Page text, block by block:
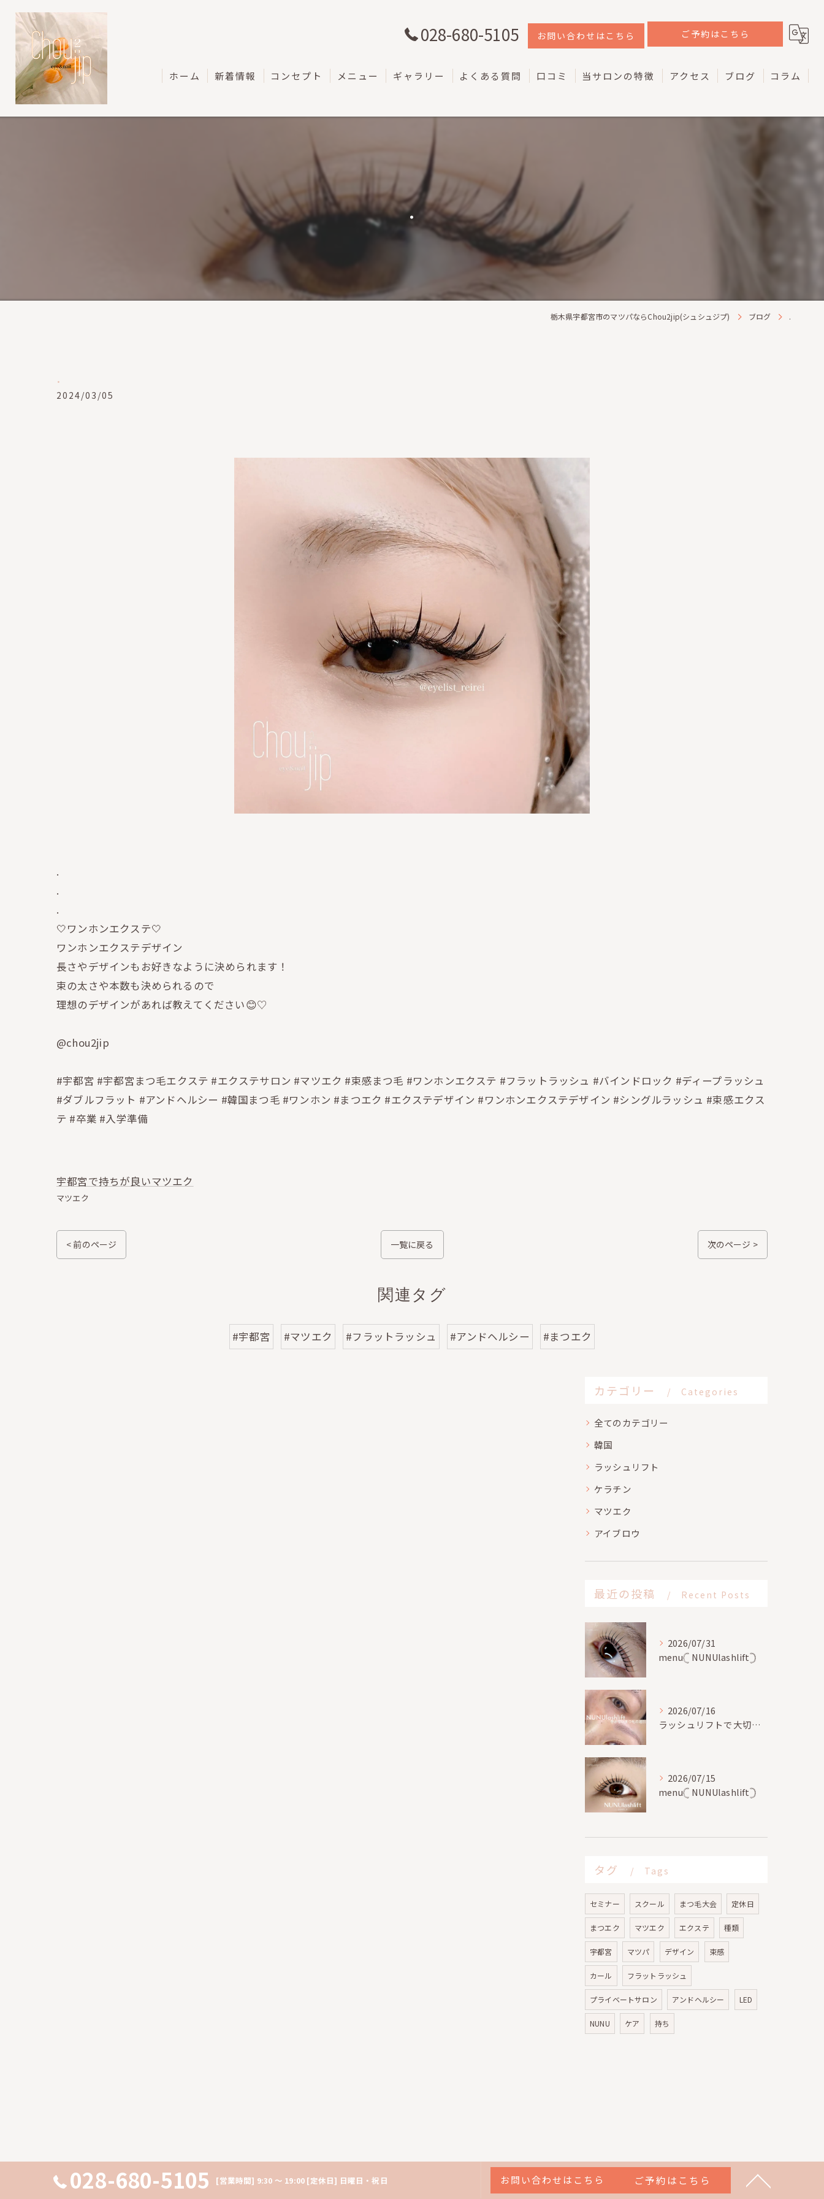
028-680-5105 お問い合わせはこちら ご予約はこちら
ホーム 新着情報 コンセプト メニュー ギャラリー よくある質問 口コミ 当サロンの特徴
韓国
アイブロウ
アクセス ブログ コラム
.
栃木県宇都宮市のマツパならChou2jip(シュシュジプ) ブログ .
.
2024/03/05
.
.
.
🤍ワンホンエクステ🤍
ワンホンエクステデザイン
長さやデザインもお好きなように決められます！
束の太さや本数も決められるので
理想のデザインがあれば教えてください😊♡
@chou2jip
#宇都宮 #宇都宮まつ毛エクステ #エクステサロン #マツエク #束感まつ毛 #ワンホンエクステ #フラットラッシュ #バインドロック #ディープラッシュ
#ダブルフラット #アンドヘルシー #韓国まつ毛 #ワンホン #まつエク #エクステデザイン #ワンホンエクステデザイン #シングルラッシュ #束感エクス
テ #卒業 #入学準備
宇都宮で持ちが良いマツエク
マツエク
< 前のページ 一覧に戻る 次のページ >
関連タグ
#宇都宮 #マツエク #フラットラッシュ #アンドヘルシー #まつエク
カテゴリー Categories
全てのカテゴリー
韓国
ラッシュリフト
ケラチン
マツエク
アイブロウ
最近の投稿 Recent Posts
2026/07/31
menu𓊆 NUNUlashlift𓊇
2026/07/16
ラッシュリフトで大切な事、
2026/07/15
menu𓊆 NUNUlashlift𓊇
タグ Tags
セミナー スクール まつ毛大会 定休日
まつエク マツエク エクステ 種類
宇都宮 マツパ デザイン 束感
カール フラットラッシュ
プライベートサロン アンドヘルシー LED
NUNU ケア 持ち
028-680-5105 [営業時間] 9:30 ～ 19:00 [定休日] 日曜日・祝日 お問い合わせはこちら ご予約はこちら